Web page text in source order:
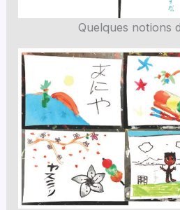
Quelques notions